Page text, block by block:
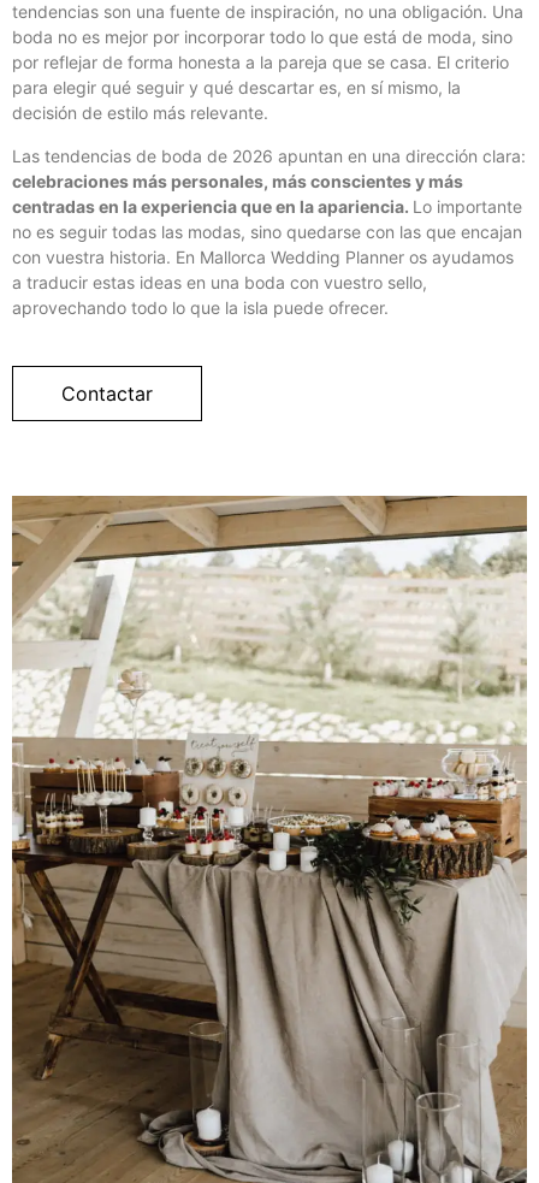
tendencias son una fuente de inspiración, no una obligación. Una
boda no es mejor por incorporar todo lo que está de moda, sino
por reflejar de forma honesta a la pareja que se casa. El criterio
para elegir qué seguir y qué descartar es, en sí mismo, la
decisión de estilo más relevante.
Las tendencias de boda de 2026 apuntan en una dirección clara:
celebraciones más personales, más conscientes y más
centradas en la experiencia que en la apariencia. Lo importante
no es seguir todas las modas, sino quedarse con las que encajan
con vuestra historia. En Mallorca Wedding Planner os ayudamos
a traducir estas ideas en una boda con vuestro sello,
aprovechando todo lo que la isla puede ofrecer.
Contactar